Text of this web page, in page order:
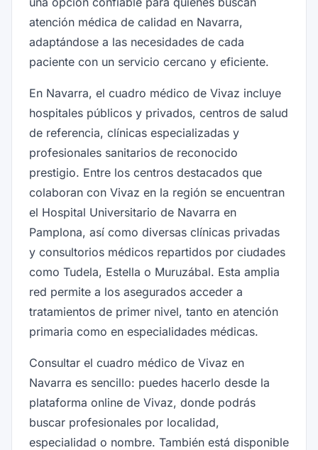
atención médica de calidad en Navarra,
adaptándose a las necesidades de cada
paciente con un servicio cercano y eficiente.
En Navarra, el cuadro médico de Vivaz incluye
hospitales públicos y privados, centros de salud
de referencia, clínicas especializadas y
profesionales sanitarios de reconocido
prestigio. Entre los centros destacados que
colaboran con Vivaz en la región se encuentran
el Hospital Universitario de Navarra en
Pamplona, así como diversas clínicas privadas
y consultorios médicos repartidos por ciudades
como Tudela, Estella o Muruzábal. Esta amplia
red permite a los asegurados acceder a
tratamientos de primer nivel, tanto en atención
primaria como en especialidades médicas.
Consultar el cuadro médico de Vivaz en
Navarra es sencillo: puedes hacerlo desde la
plataforma online de Vivaz, donde podrás
buscar profesionales por localidad,
especialidad o nombre. También está disponible